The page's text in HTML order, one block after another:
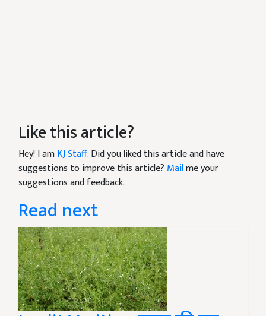
Like this article?
Hey! I amKJ Staff. Did you liked this article and have
suggestions to improve this article? Mailme your
suggestions and feedback.
Read next